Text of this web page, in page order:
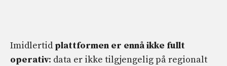
Imidlertid plattformen er ennå ikke fullt
operativ: data er ikke tilgjengelig på regionalt